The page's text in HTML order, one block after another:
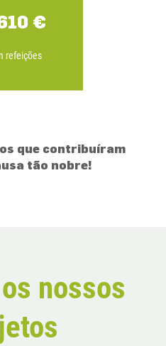
€
refeições
que contribuíram
tão nobre!
nossos